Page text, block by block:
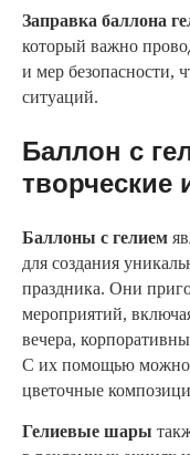
Заправка баллона
который важно
и мер безопасности,
ситуаций.
Баллон с
творческие
Баллоны с гелием
для создания
праздника. Они
мероприятий,
вечера,
С их помощью можно
цветочные
Гелиевые шары